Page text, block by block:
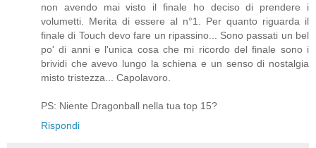
non avendo mai visto il finale ho deciso di prendere i
volumetti. Merita di essere al n°1. Per quanto riguarda il
finale di Touch devo fare un ripassino... Sono passati un bel
po' di anni e l'unica cosa che mi ricordo del finale sono i
brividi che avevo lungo la schiena e un senso di nostalgia
misto tristezza... Capolavoro.
PS: Niente Dragonball nella tua top 15?
Rispondi